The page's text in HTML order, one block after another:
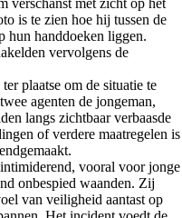
verschanst met zicht op het
is te zien hoe hij tussen de
hun handdoeken liggen.
vervolgens de
plaatse om de situatie te
agenten de jongeman,
langs zichtbaar verbaasde
of verdere maatregelen is
vooral voor jonge
onbespied waanden. Zij
van veiligheid aantast op